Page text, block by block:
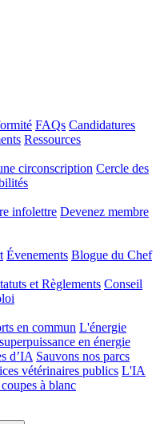
FAQs Candidatures
Ressources
circonscription Cercle des
infolettre Devenez membre
Évenements Blogue du Chef
et Règlements Conseil
en commun L'énergie
en énergie
d’IA Sauvons nos parcs
vétérinaires publics L'IA
à blanc